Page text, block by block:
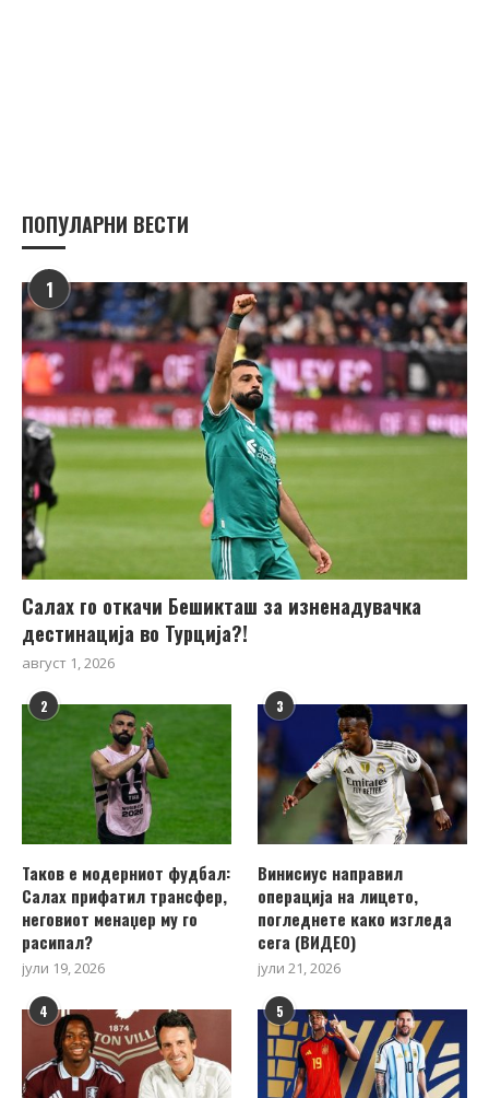
ПОПУЛАРНИ ВЕСТИ
1
Салах го откачи Бешикташ за изненадувачка
дестинација во Турција?!
август 1, 2026
2
Таков е модерниот фудбал:
Салах прифатил трансфер,
неговиот менаџер му го
расипал?
јули 19, 2026
3
Винисиус направил
операција на лицето,
погледнете како изгледа
сега (ВИДЕО)
јули 21, 2026
4 5